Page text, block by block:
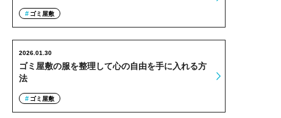
ゴミ屋敷
ゴミ屋敷の服を整理して心の自由を手に入れる方
法
2026.01.30
ゴミ屋敷